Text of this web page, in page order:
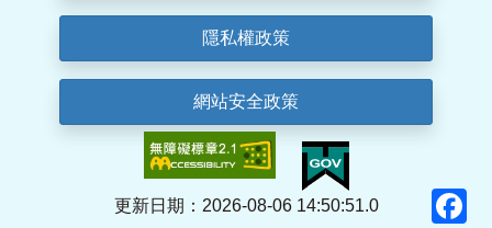
隱私權政策
網站安全政策
更新日期：2026-08-06 14:50:51.0